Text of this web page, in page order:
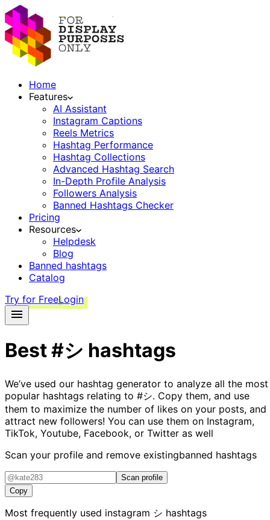
Home
Features
AI Assistant
Instagram Captions
Reels Metrics
Hashtag Performance
Hashtag Collections
Advanced Hashtag Search
In-Depth Profile Analysis
Followers Analysis
Banned Hashtags Checker
Pricing
Resources
Helpdesk
Blog
Banned hashtags
Catalog
Try for FreeLogin
Best#シ hashtags
We’ve used our hashtag generator to analyze all the most
popular hashtags relating to #シ. Copy them, and use
them to maximize the number of likes on your posts, and
attract new followers! You can use them on Instagram,
TikTok, Youtube, Facebook, or Twitter as well
Scan your profile and remove existingbanned hashtags
Scan profile
Copy
Most frequently used instagram シ hashtags